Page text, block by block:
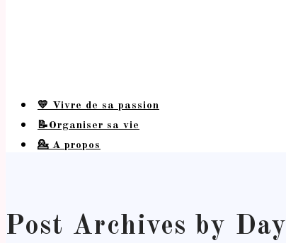
💛 Vivre de sa passion
📝Organiser sa vie
💁 A propos
Post Archives by Day